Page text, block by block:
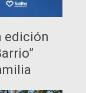
edición